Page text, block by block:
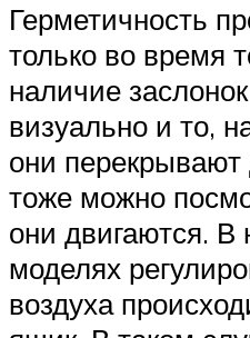
Герметичность
только во время
наличие
визуально и то,
они перекрывают
тоже можно
они двигаются. В
моделях
воздуха